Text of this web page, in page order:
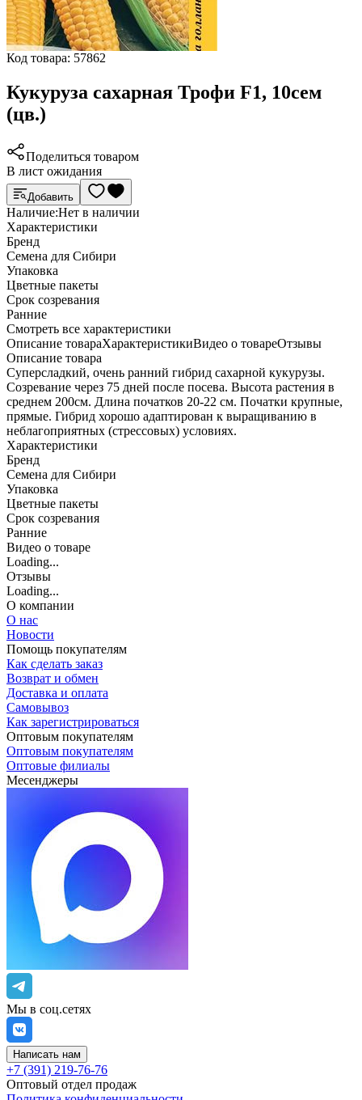
Код товара: 57862
Кукуруза сахарная Трофи F1, 10сем
(цв.)
Поделиться товаром
В лист ожидания
Добавить
Наличие:Нет в наличии
Характеристики
Бренд
Семена для Сибири
Упаковка
Цветные пакеты
Срок созревания
Ранние
Cмотреть все характеристики
Описание товараХарактеристикиВидео о товареОтзывы
Описание товара
Суперсладкий, очень ранний гибрид сахарной кукурузы.
Созревание через 75 дней после посева. Высота растения в
среднем 200см. Длина початков 20-22 см. Початки крупные,
прямые. Гибрид хорошо адаптирован к выращиванию в
неблагоприятных (стрессовых) условиях.
Характеристики
Бренд
Семена для Сибири
Упаковка
Цветные пакеты
Срок созревания
Ранние
Видео о товаре
Loading...
Отзывы
Loading...
О компании
О нас
Новости
Помощь покупателям
Как сделать заказ
Возврат и обмен
Доставка и оплата
Самовывоз
Как зарегистрироваться
Оптовым покупателям
Оптовым покупателям
Оптовые филиалы
Месенджеры
Мы в соц.сетях
Написать нам
+7 (391) 219-76-76
Оптовый отдел продаж